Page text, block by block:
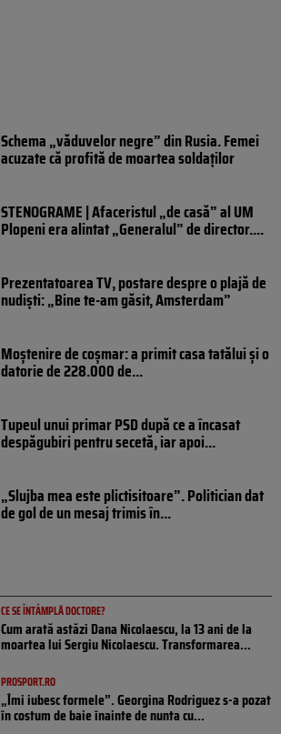
Schema „văduvelor negre” din Rusia. Femei
acuzate că profită de moartea soldaților
STENOGRAME | Afaceristul „de casă” al UM
Plopeni era alintat „Generalul” de director....
Prezentatoarea TV, postare despre o plajă de
nudiști: „Bine te-am găsit, Amsterdam”
Moștenire de coșmar: a primit casa tatălui și o
datorie de 228.000 de...
Tupeul unui primar PSD după ce a încasat
despăgubiri pentru secetă, iar apoi...
„Slujba mea este plictisitoare”. Politician dat
de gol de un mesaj trimis în...
CE SE ÎNTÂMPLĂ DOCTORE?
Cum arată astăzi Dana Nicolaescu, la 13 ani de la
moartea lui Sergiu Nicolaescu. Transformarea...
PROSPORT.RO
„Îmi iubesc formele”. Georgina Rodriguez s-a pozat
în costum de baie înainte de nunta cu...